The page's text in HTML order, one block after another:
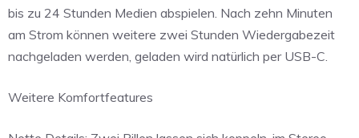
bis zu 24 Stunden Medien abspielen. Nach zehn Minuten
am Strom können weitere zwei Stunden Wiedergabezeit
nachgeladen werden, geladen wird natürlich per USB-C.
Weitere Komfortfeatures